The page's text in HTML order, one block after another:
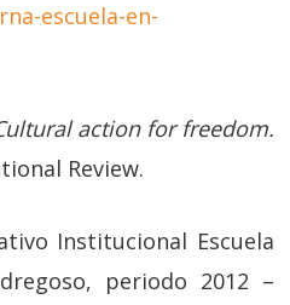
escuela-en-
action for freedom.
Review.
Institucional Escuela
periodo 2012 –